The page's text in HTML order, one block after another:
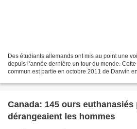
Des étudiants allemands ont mis au point une
depuis l’année dernière un tour du monde.
commun est partie en octobre 2011 de Darwin
Canada: 145 ours
dérangeaient les hommes